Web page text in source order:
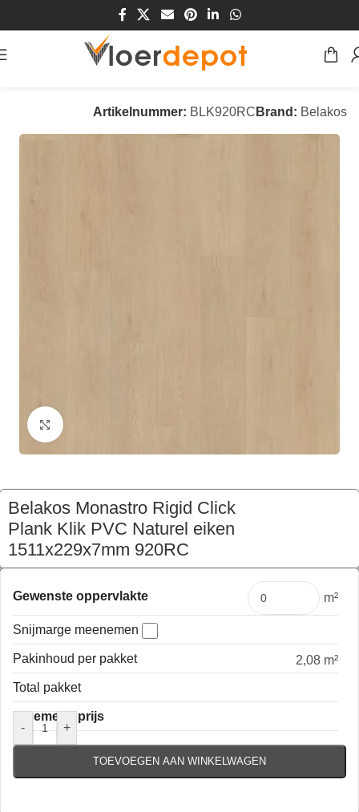
/Vloeren/PVC Vloeren
Artikelnummer: BLK920RC Brand: Belakos
Klik om te vergroten
Belakos Monastro Rigid Click
Plank Klik PVC Naturel eiken
1511x229x7mm 920RC
€112,22 Pakket
Gewenste oppervlakte m²
Snijmarge meenemen
Pakinhoud per pakket
2,08 m²
Total pakket
Algemene prijs
-
+
TOEVOEGEN AAN WINKELWAGEN